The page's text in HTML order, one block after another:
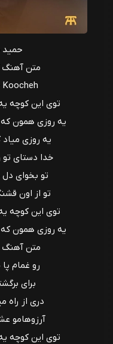
حمید
متن آهنگ
Koocheh
توی این کوچه
یه روزی همون
یه روزی
خدا دستای تو
تو بخوای دل
تو از اون
توی این کوچه
یه روزی همون
متن آهنگ
رو غمام
برای
دری از راه
آرزوهامو
توی این کوچه